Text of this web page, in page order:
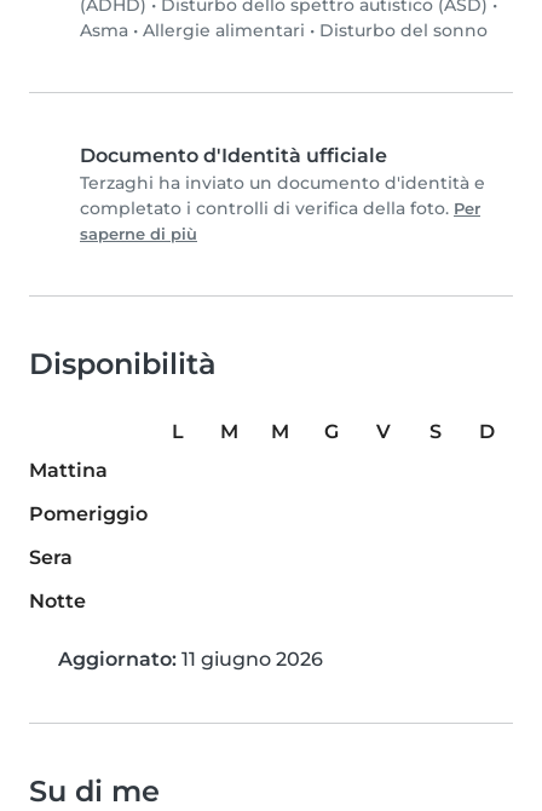
(ADHD) • Disturbo dello spettro autistico (ASD) •
Asma • Allergie alimentari • Disturbo del sonno
Documento d'Identità ufficiale
Terzaghi ha inviato un documento d'identità e
completato i controlli di verifica della foto. Per
saperne di più
Disponibilità
L M M G V S
D
Mattina
Pomeriggio
Sera
Notte
Aggiornato: 11 giugno 2026
Su di me